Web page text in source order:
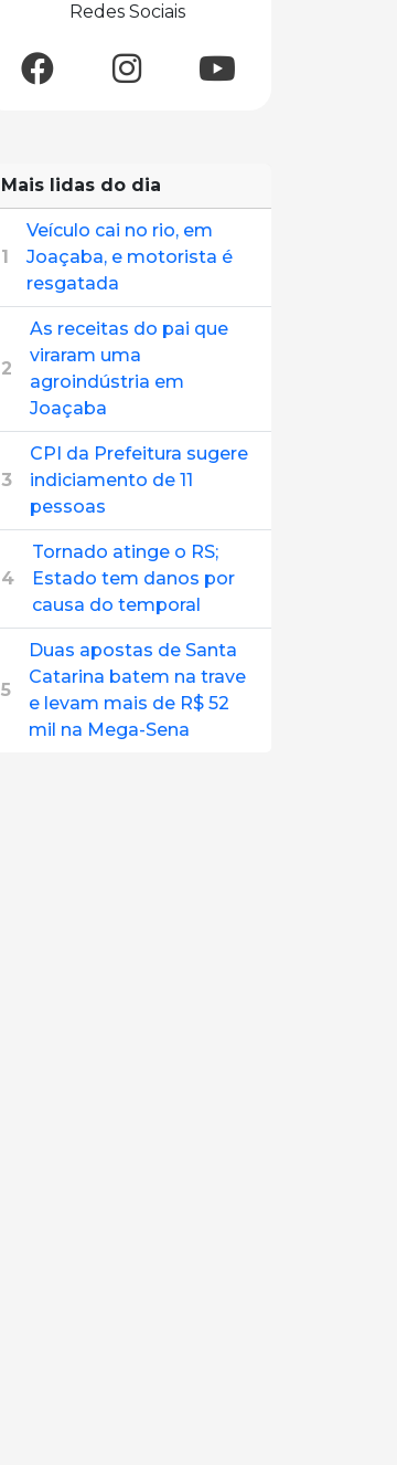
Redes Sociais
Mais lidas do dia
1
Veículo cai no rio, em
Joaçaba, e motorista é
resgatada
2
As receitas do pai que
viraram uma
agroindústria em
Joaçaba
3
CPI da Prefeitura sugere
indiciamento de 11
pessoas
4
Tornado atinge o RS;
Estado tem danos por
causa do temporal
5
Duas apostas de Santa
Catarina batem na trave
e levam mais de R$ 52
mil na Mega-Sena